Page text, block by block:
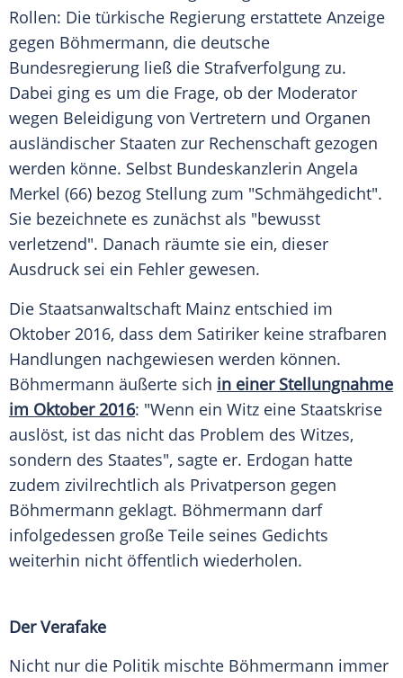
Rollen: Die türkische Regierung erstattete Anzeige
gegen Böhmermann, die deutsche
Bundesregierung ließ die Strafverfolgung zu.
Dabei ging es um die Frage, ob der Moderator
wegen Beleidigung von Vertretern und Organen
ausländischer Staaten zur Rechenschaft gezogen
werden könne. Selbst Bundeskanzlerin Angela
Merkel (66) bezog Stellung zum "Schmähgedicht".
Sie bezeichnete es zunächst als "bewusst
verletzend". Danach räumte sie ein, dieser
Ausdruck sei ein Fehler gewesen.
Die Staatsanwaltschaft Mainz entschied im
Oktober 2016, dass dem Satiriker keine strafbaren
Handlungen nachgewiesen werden können.
Böhmermann äußerte sich in einer Stellungnahme
im Oktober 2016: "Wenn ein Witz eine Staatskrise
auslöst, ist das nicht das Problem des Witzes,
sondern des Staates", sagte er. Erdogan hatte
zudem zivilrechtlich als Privatperson gegen
Böhmermann geklagt. Böhmermann darf
infolgedessen große Teile seines Gedichts
weiterhin nicht öffentlich wiederholen.
Der Verafake
Nicht nur die Politik mischte Böhmermann immer